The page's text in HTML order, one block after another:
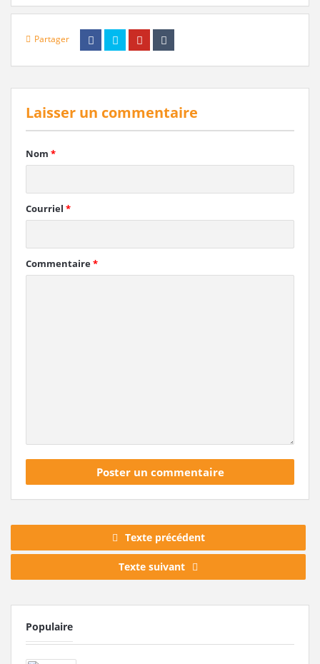
Partager
Laisser un commentaire
Nom *
Courriel *
Commentaire*
Texte précédent
Texte suivant
Populaire